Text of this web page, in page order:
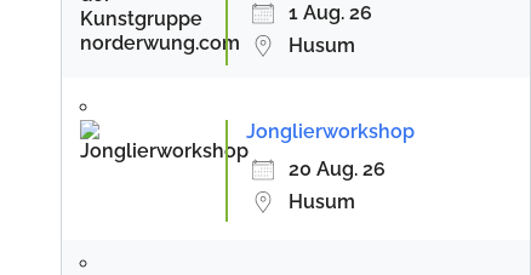
1 Aug. 26
Husum
Jonglierworkshop
20 Aug. 26
Husum